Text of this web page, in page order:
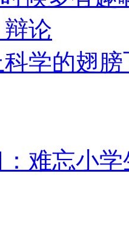
论
学的翅膀
难忘小学